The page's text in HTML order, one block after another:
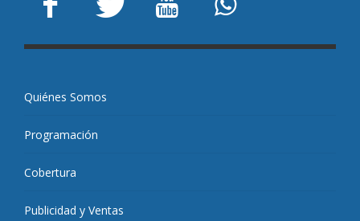
Quiénes Somos
Programación
Cobertura
Publicidad y Ventas